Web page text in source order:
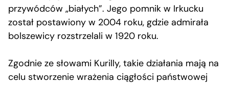
przywódców „białych”. Jego pomnik w Irkucku
został postawiony w 2004 roku, gdzie admirała
bolszewicy rozstrzelali w 1920 roku.
Zgodnie ze słowami Kurilly, takie działania mają na
celu stworzenie wrażenia ciągłości państwowej